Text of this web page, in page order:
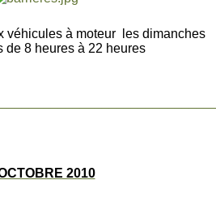
véhicules à moteur les dimanches
de 8 heures à 22 heures
2010